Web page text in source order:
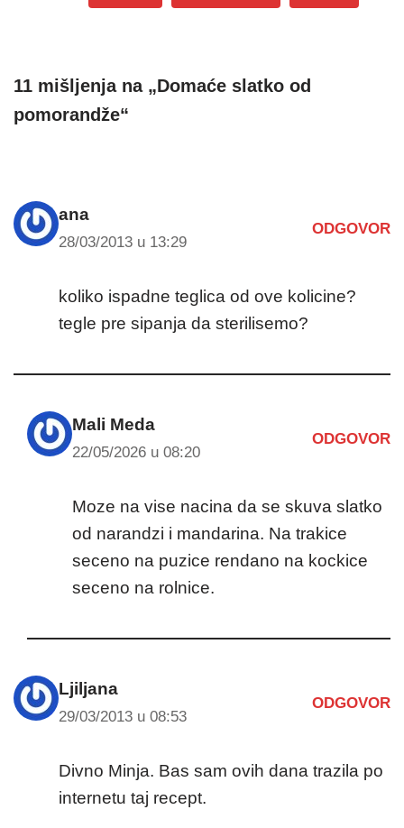
11 mišljenja na „Domaće slatko od
pomorandže“
ana
28/03/2013 u 13:29
ODGOVOR
koliko ispadne teglica od ove kolicine?
tegle pre sipanja da sterilisemo?
Mali Meda
22/05/2026 u 08:20
ODGOVOR
Moze na vise nacina da se skuva slatko
od narandzi i mandarina. Na trakice
seceno na puzice rendano na kockice
seceno na rolnice.
Ljiljana
29/03/2013 u 08:53
ODGOVOR
Divno Minja. Bas sam ovih dana trazila po
internetu taj recept.